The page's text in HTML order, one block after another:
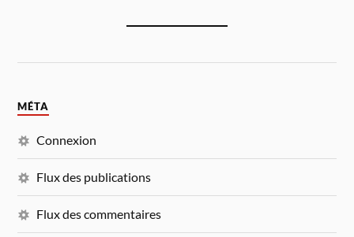
MÉTA
Connexion
Flux des publications
Flux des commentaires